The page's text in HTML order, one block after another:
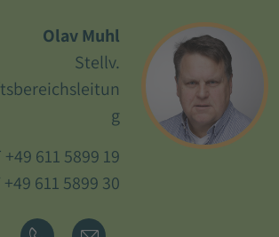
Olav Muhl
Stellv.
g
+49 611 5899 19
+49 611 5899 30